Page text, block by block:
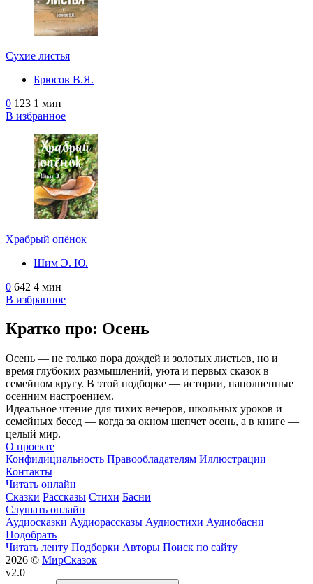
Сухие листья
Брюсов В.Я.
0 123 1 мин
В избранное
Храбрый опёнок
Шим Э. Ю.
0 642 4 мин
В избранное
Кратко про: Осень
Осень — не только пора дождей и золотых листьев, но и
время глубоких размышлений, уюта и первых сказок в
семейном кругу. В этой подборке — истории, наполненные
осенним настроением.
Идеальное чтение для тихих вечеров, школьных уроков и
семейных бесед — когда за окном шепчет осень, а в книге —
целый мир.
О проекте
Конфидициальность Правообладателям Иллюстрации
Контакты
Читать онлайн
Сказки Рассказы Стихи Басни
Слушать онлайн
Аудиосказки Аудиорассказы Аудиостихи Аудиобасни
Подобрать
Читать ленту Подборки Авторы Поиск по сайту
2026 © МирСказок
v2.0